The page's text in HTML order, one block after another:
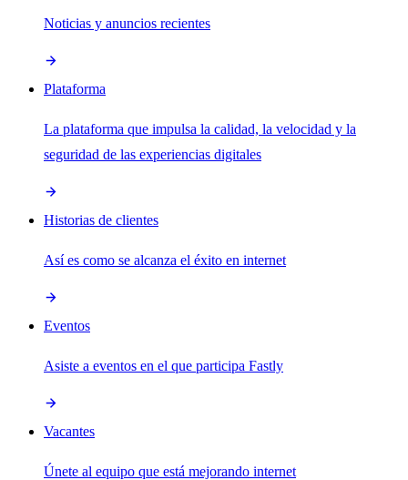
Noticias y anuncios recientes
Plataforma
La plataforma que impulsa la calidad, la velocidad y la
seguridad de las experiencias digitales
Historias de clientes
Así es como se alcanza el éxito en internet
Eventos
Asiste a eventos en el que participa Fastly
Vacantes
Únete al equipo que está mejorando internet